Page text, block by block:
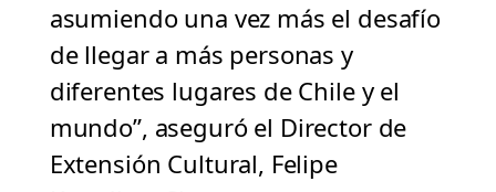
asumiendo una vez más el desafío
de llegar a más personas y
diferentes lugares de Chile y el
mundo”, aseguró el Director de
Extensión Cultural, Felipe